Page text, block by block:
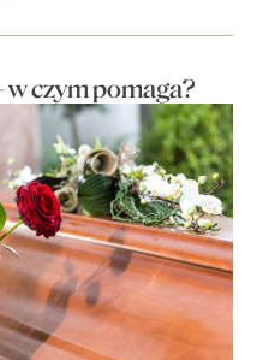
w czym pomaga?